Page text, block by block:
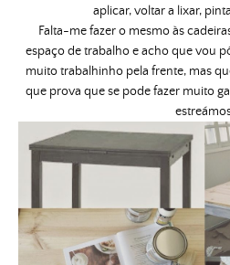
aplicar, voltar a lixar,
Falta-me fazer o mesmo às
espaço de trabalho e acho que vou
muito trabalhinho pela frente, mas
que prova que se pode fazer muito